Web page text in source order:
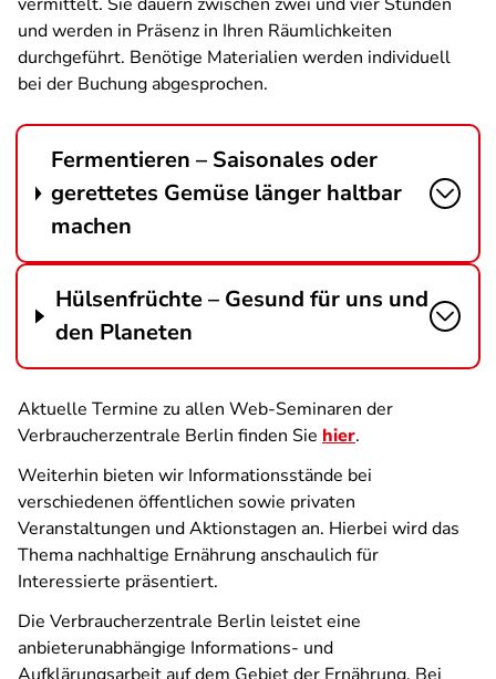
und werden in Präsenz in Ihren Räumlichkeiten
durchgeführt. Benötige Materialien werden individuell
bei der Buchung abgesprochen.
Fermentieren – Saisonales oder
gerettetes Gemüse länger haltbar
machen
Hülsenfrüchte – Gesund für uns und
den Planeten
Aktuelle Termine zu allen Web-Seminaren der
Verbraucherzentrale Berlin finden Sie hier.
Weiterhin bieten wir Informationsstände bei
verschiedenen öffentlichen sowie privaten
Veranstaltungen und Aktionstagen an. Hierbei wird das
Thema nachhaltige Ernährung anschaulich für
Interessierte präsentiert.
Die Verbraucherzentrale Berlin leistet eine
anbieterunabhängige Informations- und